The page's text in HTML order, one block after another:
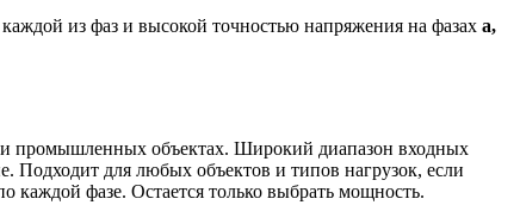
из фаз и высокой точностью напряжения на фазах а,
и промышленных объектах. Широкий диапазон входных
Подходит для любых объектов и типов нагрузок, если
фазе. Остается только выбрать мощность.